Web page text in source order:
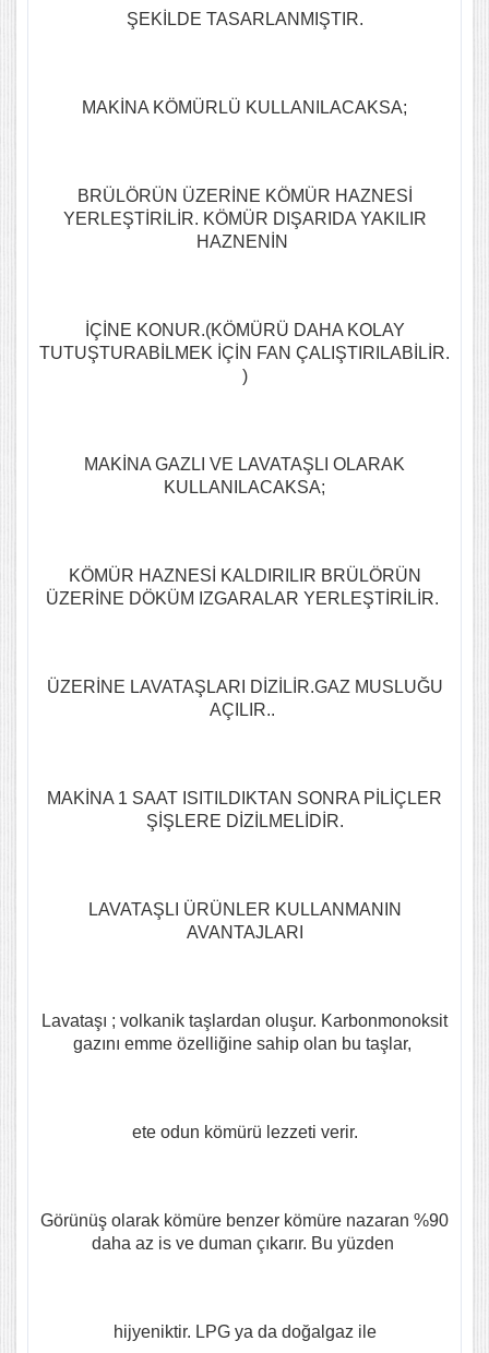
ŞEKİLDE TASARLANMIŞTIR.
MAKİNA KÖMÜRLÜ KULLANILACAKSA;
BRÜLÖRÜN ÜZERİNE KÖMÜR HAZNESİ
YERLEŞTİRİLİR. KÖMÜR DIŞARIDA YAKILIR
HAZNENİN
İÇİNE KONUR.(KÖMÜRÜ DAHA KOLAY
TUTUŞTURABİLMEK İÇİN FAN ÇALIŞTIRILABİLİR.
)
MAKİNA GAZLI VE LAVATAŞLI OLARAK
KULLANILACAKSA;
KÖMÜR HAZNESİ KALDIRILIR BRÜLÖRÜN
ÜZERİNE DÖKÜM IZGARALAR YERLEŞTİRİLİR.
ÜZERİNE LAVATAŞLARI DİZİLİR.GAZ MUSLUĞU
AÇILIR..
MAKİNA 1 SAAT ISITILDIKTAN SONRA PİLİÇLER
ŞİŞLERE DİZİLMELİDİR.
LAVATAŞLI ÜRÜNLER KULLANMANIN
AVANTAJLARI
Lavataşı ; volkanik taşlardan oluşur. Karbonmonoksit
gazını emme özelliğine sahip olan bu taşlar,
ete odun kömürü lezzeti verir.
Görünüş olarak kömüre benzer kömüre nazaran %90
daha az is ve duman çıkarır. Bu yüzden
hijyeniktir. LPG ya da doğalgaz ile